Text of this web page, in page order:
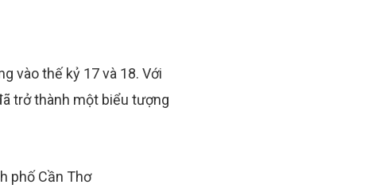
vào thế kỷ 17 và 18. Với
trở thành một biểu tượng